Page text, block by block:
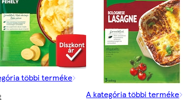
többi terméke
A kategória többi terméke